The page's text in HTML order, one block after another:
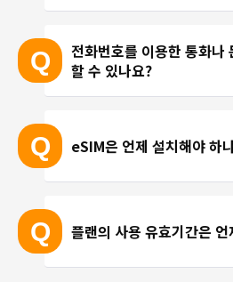
※ eSIM 지원 기기가 계속 출
기기는 목록에 포함되지 않
※ 고객님의 기기가 eSIM을 지원하는지 여부에 대해
서는 개별 문의를 통해 확인해
Q
전화번호를 이용한 통화나
할 수 있나요?
고 있지 않습니다. 카카오톡,
선을 이용한 통화를 이용해 주
Q eSIM은 언제 설치해야 하
하셔도 괜찮습니다. 현지 공항
정되시는 분들은 국내에서 설
현지에서 eSIM만 전환하는
Q 플랜의 사용 유효기간은